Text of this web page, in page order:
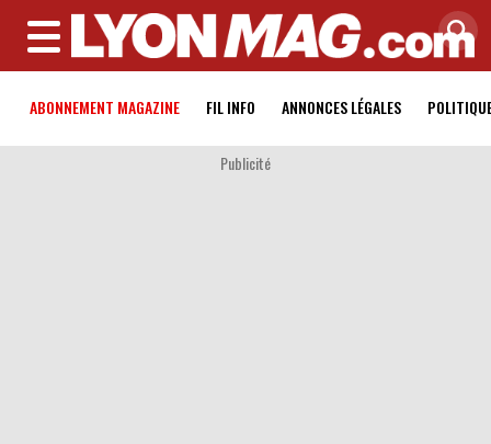
MENU
ABONNEMENT MAGAZINE FIL INFO ANNONCES LÉGALES
Publicité